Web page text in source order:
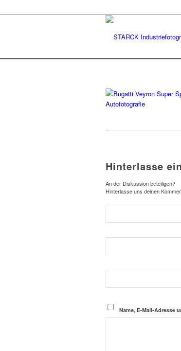
Hinterlasse
An der Diskussion beteiligen?
Hinterlasse uns deinen
Name, E-Mail-Adresse